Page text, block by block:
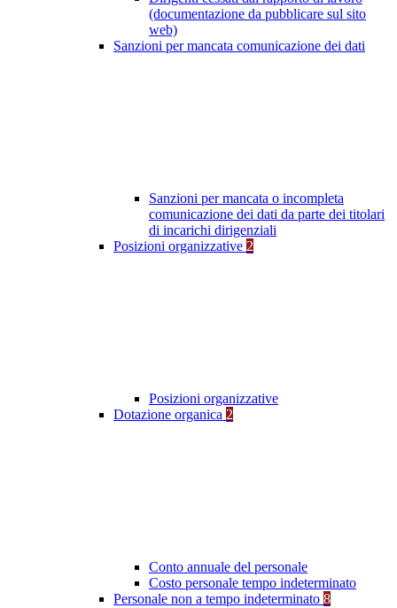
(documentazione da pubblicare sul sito
web)
Sanzioni per mancata comunicazione dei dati
Sanzioni per mancata o incompleta
comunicazione dei dati da parte dei titolari
di incarichi dirigenziali
Posizioni organizzative 2
Posizioni organizzative
Dotazione organica 2
Conto annuale del personale
Costo personale tempo indeterminato
Personale non a tempo indeterminato 8